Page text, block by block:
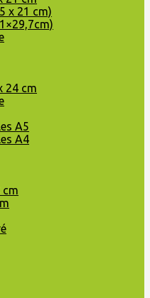
x 21 cm)
24 cm
A5
A4
cm